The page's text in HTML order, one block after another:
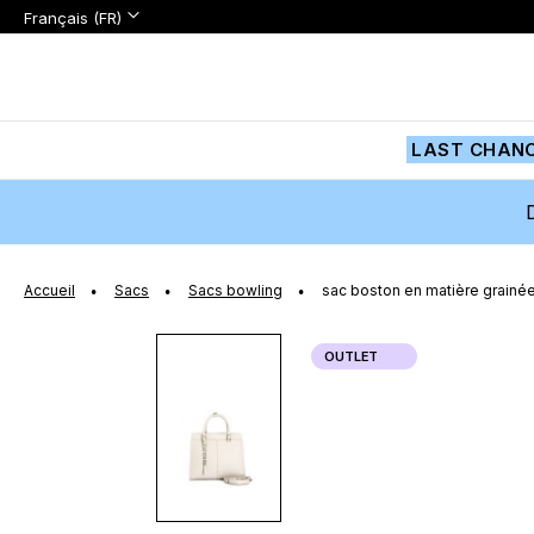
Langue
Langue:
Français (FR)
LAST
Accueil Sacs Sacs bowling sac boston en matière
galerie
OUTLET